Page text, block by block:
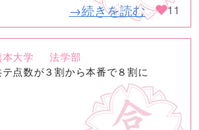
→続きを読む 11
本大学
法学部
テ点数が３割から本番で８割に